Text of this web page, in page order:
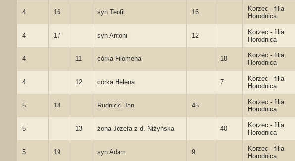
4 16 syn Teofil 16
Korzec - filia
Horodnica
4 17 syn Antoni 12
Korzec - filia
Horodnica
4 11 córka Filomena 18
Korzec - filia
Horodnica
4 12 córka Helena 7
Korzec - filia
Horodnica
5 18 Rudnicki Jan 45
Korzec - filia
Horodnica
5 13 żona Józefa z d. Niżyńska 40
Korzec - filia
Horodnica
5 19 syn Adam 9
Korzec - filia
Horodnica